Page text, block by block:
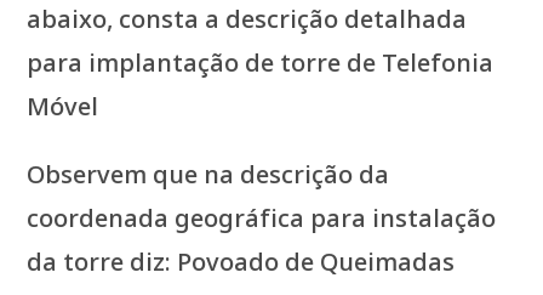
abaixo, consta a descrição detalhada
para implantação de torre de Telefonia
Móvel
Observem que na descrição da
coordenada geográfica para instalação
da torre diz: Povoado de Queimadas